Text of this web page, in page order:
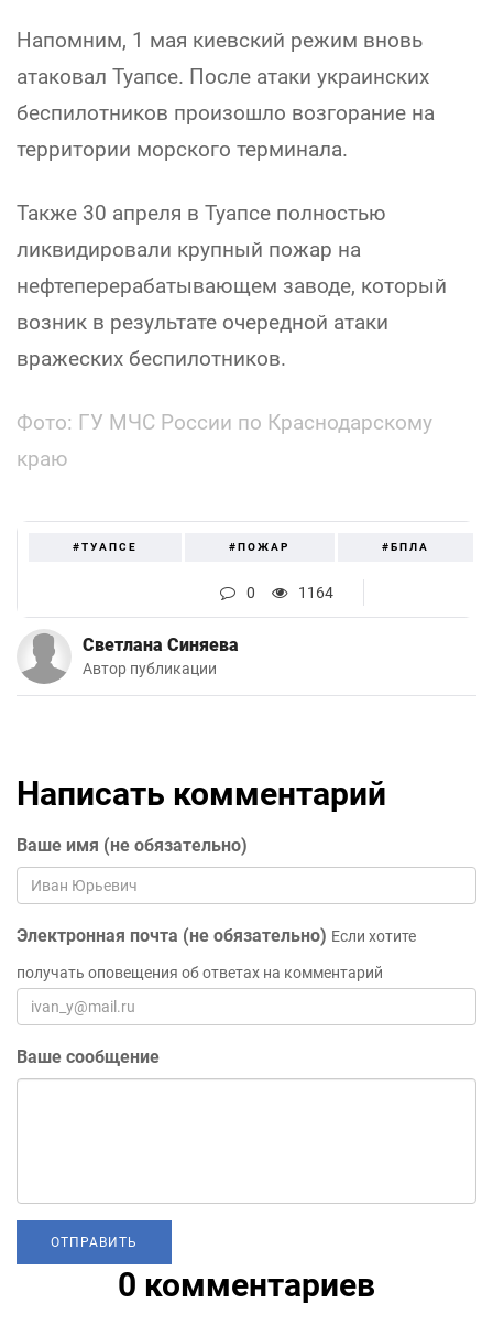
Напомним, 1 мая киевский режим вновь
атаковал Туапсе. После атаки украинских
беспилотников произошло возгорание на
территории морского терминала.
Также 30 апреля в Туапсе полностью
ликвидировали крупный пожар на
нефтеперерабатывающем заводе, который
возник в результате очередной атаки
вражеских беспилотников.
Фото: ГУ МЧС России по Краснодарскому
краю
#ТУАПСЕ #ПОЖАР #БПЛА
0 1164
Светлана Синяева
Автор публикации
Написать комментарий
Ваше имя (не обязательно)
Электронная почта (не обязательно) Если хотите
получать оповещения об ответах на комментарий
Ваше сообщение
0 комментариев